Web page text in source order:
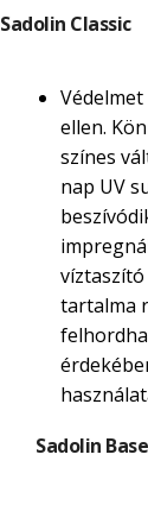
Sadolin Classic
ellen.
színes
nap UV
víztaszító
tartalma
Sadolin